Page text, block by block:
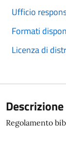
Ufficio
Formati
Licenza di
Descrizione
Regolamento